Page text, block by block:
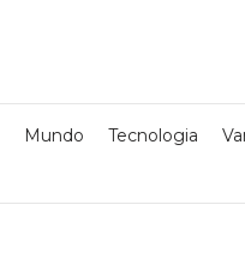
Mundo Tecnologia